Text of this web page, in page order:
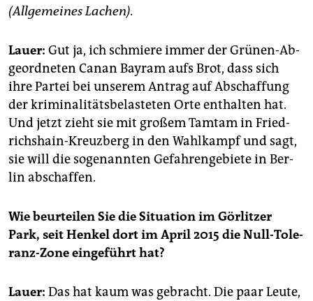
(All­ge­mei­nes La­chen).
Lauer: Gut ja, ich schmie­re immer der Grü­nen-Ab­
ge­ord­ne­ten Canan Bay­ram aufs Brot, dass sich
ihre Par­tei bei un­se­rem An­trag auf Ab­schaf­fung
der kri­mi­na­li­täts­be­las­te­ten Orte ent­hal­ten hat.
Und jetzt zieht sie mit gro­ßem Tam­tam in Fried­
richs­hain-Kreuz­berg in den Wahl­kampf und sagt,
sie will die so­ge­nann­ten Ge­fah­ren­ge­bie­te in Ber­
lin ab­schaf­fen.
Wie be­ur­tei­len Sie die Si­tua­ti­on im Gör­lit­zer
Park, seit Hen­kel dort im April 2015 die Null-To­le­
ranz-Zo­ne ein­ge­führt hat?
Lauer: Das hat kaum was ge­bracht. Die paar Leute,